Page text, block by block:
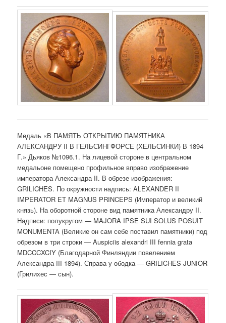
Медаль «В ПАМЯТЬ ОТКРЫТИЮ ПАМЯТНИКА
АЛЕКСАНДРУ II В ГЕЛЬСИНГФОРСЕ (ХЕЛЬСИНКИ) В 1894
Г.» Дьяков №1096.1. На лицевой стороне в центральном
медальоне помещено профильное вправо изображение
императора Александра II. В обрезе изображения:
GRILICHES. По окружности надпись: ALEXANDER II
IMPERATOR ET MAGNUS PRINCEPS (Император и великий
князь). На оборотной стороне вид памятника Александру II.
Надписи: полукругом — MAJORA IPSE SUI SOLUS POSUIT
MONUMENTA (Великие он сам себе поставил памятники) под
обрезом в три строки — Auspiciis alexandri III fennia grata
MDCCCXCIY (Благодарной Финляндии повелением
Александра III 1894). Справа у ободка — GRILICHES JUNIOR
(Грилихес — сын).